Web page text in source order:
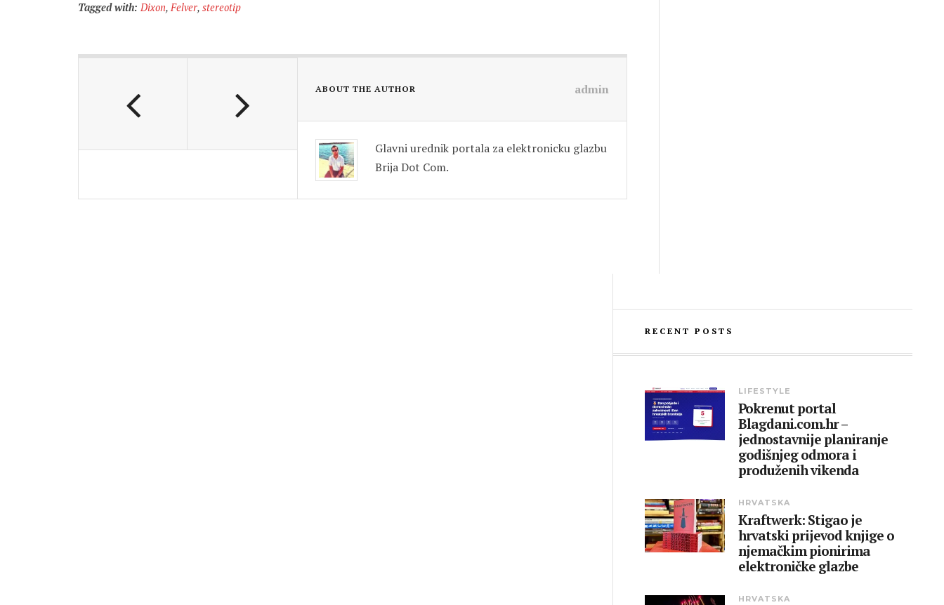
Tagged with: Dixon,Felver, stereotip
ABOUT THE AUTHOR admin
Glavni urednik portala za elektronicku glazbu
Brija Dot Com.
RECENT POSTS
LIFESTYLE
Pokrenut portal
Blagdani.com.hr –
jednostavnije planiranje
godišnjeg odmora i
produženih vikenda
HRVATSKA
Kraftwerk: Stigao je
hrvatski prijevod knjige o
njemačkim pionirima
elektroničke glazbe
HRVATSKA